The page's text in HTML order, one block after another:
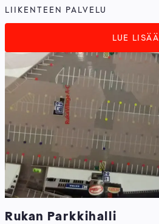
LIIKENTEEN PALVELU
LUE LISÄÄ
Rukan Parkkihalli